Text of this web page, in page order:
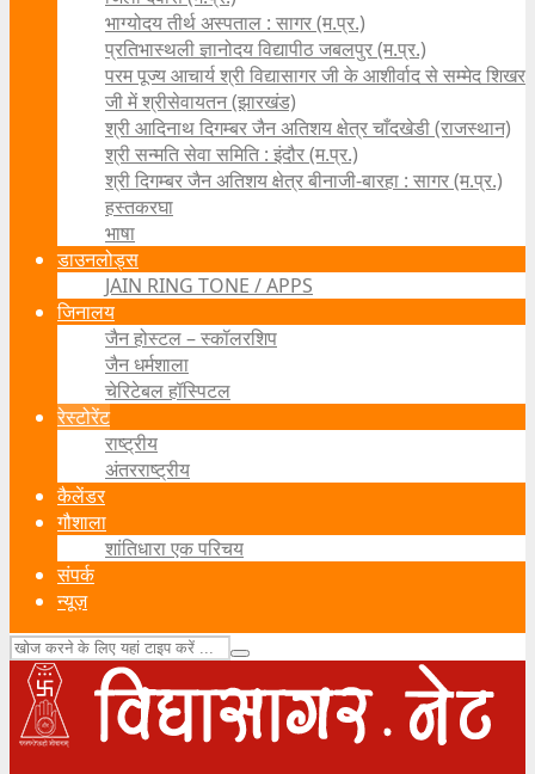
भाग्योदय तीर्थ अस्पताल : सागर (म.प्र.)
प्रतिभास्थली ज्ञानोदय विद्यापीठ जबलपुर (म.प्र.)
परम पूज्य आचार्य श्री विद्यासागर जी के आशीर्वाद से सम्मेद शिखर
जी में श्रीसेवायतन (झारखंड)
श्री आदिनाथ दिगम्बर जैन अतिशय क्षेत्र चाँदखेडी (राजस्थान)
श्री सन्मति सेवा समिति : इंदौर (म.प्र.)
श्री दिगम्बर जैन अतिशय क्षेत्र बीनाजी-बारहा : सागर (म.प्र.)
हस्तकरघा
भाषा
डाउनलोड्स
JAIN RING TONE / APPS
जिनालय
जैन होस्टल – स्कॉलरशिप
जैन धर्मशाला
चेरिटेबल हॉस्पिटल
रेस्टोरेंट
राष्ट्रीय
अंतरराष्ट्रीय
कैलेंडर
गौशाला
शांतिधारा एक परिचय
संपर्क
न्यूज़